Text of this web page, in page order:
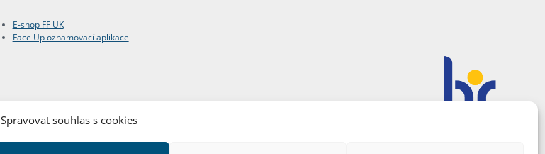
Spravovat souhlas s cookies
E-shop FF UK
Face Up oznamovací aplikace